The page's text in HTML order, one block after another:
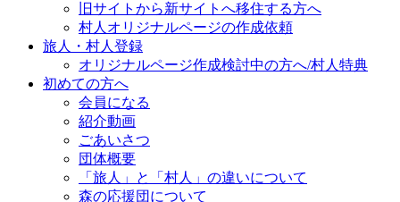
旧サイトから新サイトへ移住する方へ
村人オリジナルページの作成依頼
旅人・村人登録
オリジナルページ作成検討中の方へ/村人特典
初めての方へ
会員になる
紹介動画
ごあいさつ
団体概要
「旅人」と「村人」の違いについて
森の応援団について